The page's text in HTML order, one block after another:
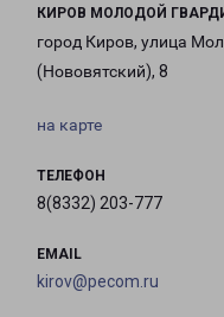
КИРОВ МОЛОДОЙ
город Киров, улица
(Нововятский), 8
на карте
ТЕЛЕФОН
8(8332) 203-777
EMAIL
kirov@pecom.ru